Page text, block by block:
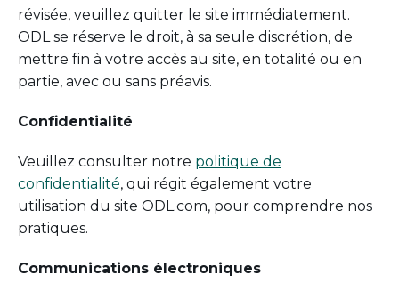
révisée, veuillez quitter le site immédiatement.
ODL se réserve le droit, à sa seule discrétion, de
mettre fin à votre accès au site, en totalité ou en
partie, avec ou sans préavis.
Confidentialité
Veuillez consulter notre politique de
confidentialité, qui régit également votre
utilisation du site ODL.com, pour comprendre nos
pratiques.
Communications électroniques